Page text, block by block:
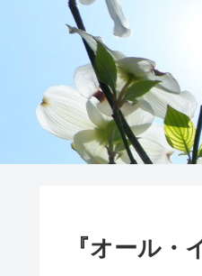
『オール・